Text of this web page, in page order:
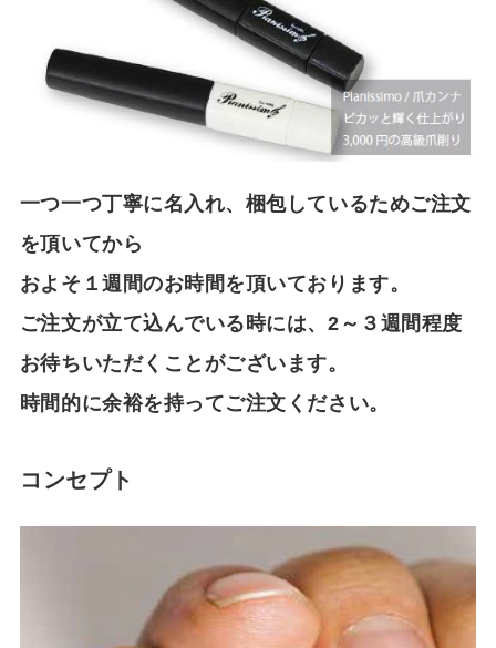
一つ一つ丁寧に名入れ、梱包しているためご注文
を頂いてから
およそ１週間のお時間を頂いております。
ご注文が立て込んでいる時には、2～３週間程度
お待ちいただくことがございます。
時間的に余裕を持ってご注文ください。
コンセプト